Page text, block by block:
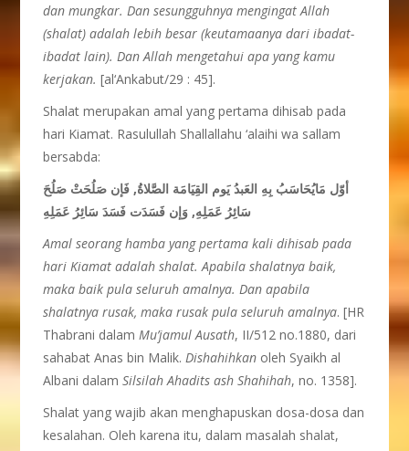
dan mungkar. Dan sesungguhnya mengingat Allah
(shalat) adalah lebih besar (keutamaanya dari ibadat-
ibadat lain). Dan Allah mengetahui apa yang kamu
kerjakan. [al‘Ankabut/29 : 45].
Shalat merupakan amal yang pertama dihisab pada
hari Kiamat. Rasulullah Shallallahu ‘alaihi wa sallam
bersabda:
أوّل مَايُحَاسَبُ بِهِ العَبدُ يَوم القِيَامَة الصَّلاةُ, فَإن صَلُحَتْ صَلُحَ
سَائِرُ عَمَلِهِ, وَإن فَسَدَت فَسَدَ سَائِرُ عَمَلِهِ
Amal seorang hamba yang pertama kali dihisab pada
hari Kiamat adalah shalat. Apabila shalatnya baik,
maka baik pula seluruh amalnya. Dan apabila
shalatnya rusak, maka rusak pula seluruh amalnya. [HR
Thabrani dalamMu’jamul Ausath, II/512 no.1880, dari
sahabat Anas bin Malik.Dishahihkan oleh Syaikh al
Albani dalamSilsilah Ahadits ash Shahihah, no. 1358].
Shalat yang wajib akan menghapuskan dosa-dosa dan
kesalahan. Oleh karena itu, dalam masalah shalat,